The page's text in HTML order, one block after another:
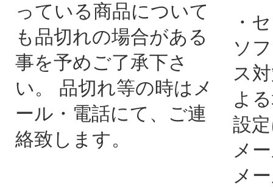
っている商品について
も品切れの場合がある
事を予めご了承下さ
い。 品切れ等の時はメ
ール・電話にて、ご連
絡致します。
・
ソ
ス
よ
設
メ
メ